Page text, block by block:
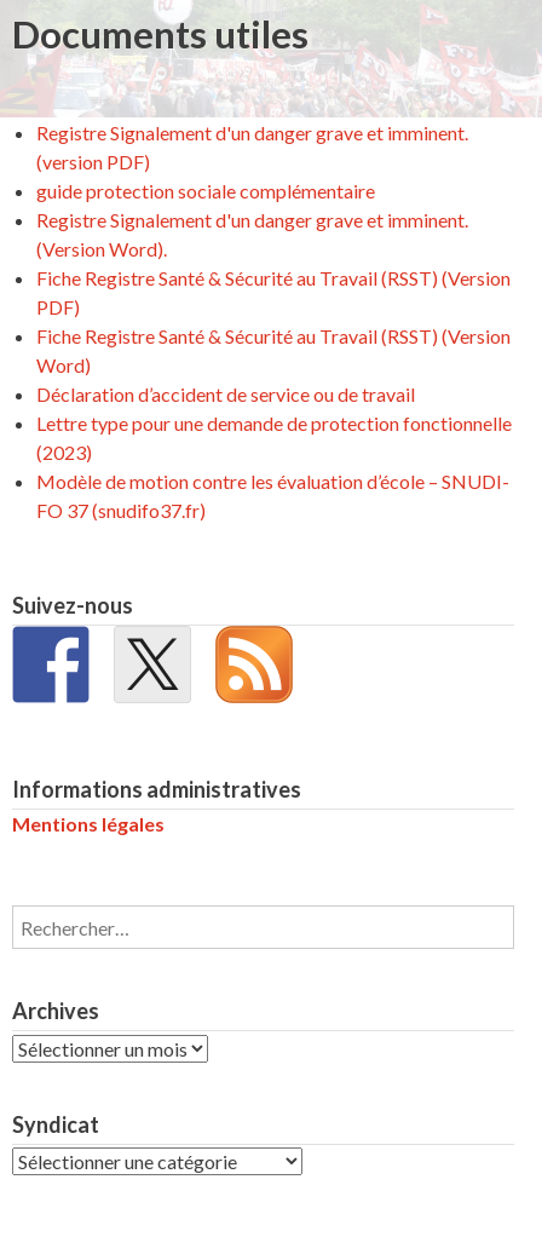
Documents utiles
Registre Signalement d'un danger grave et imminent.
(version PDF)
guide protection sociale complémentaire
Registre Signalement d'un danger grave et imminent.
(Version Word).
Fiche Registre Santé & Sécurité au Travail (RSST) (Version
PDF)
Fiche Registre Santé & Sécurité au Travail (RSST) (Version
Word)
Déclaration d’accident de service ou de travail
Lettre type pour une demande de protection fonctionnelle
(2023)
Modèle de motion contre les évaluation d’école – SNUDI-
FO 37 (snudifo37.fr)
Suivez-nous
Informations administratives
Mentions légales
Rechercher :
Archives
Archives
Syndicat
Syndicat